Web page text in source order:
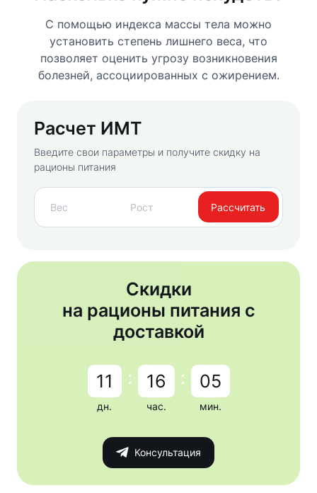
С помощью индекса массы тела можно
установить степень лишнего веса, что
позволяет оценить угрозу возникновения
болезней, ассоциированных с ожирением.
Расчет ИМТ
Введите свои параметры и получите скидку на
рационы питания
Рассчитать
Скидки
на рационы питания с
доставкой
11
дн.
: 16
час.
: 05
мин.
Консультация